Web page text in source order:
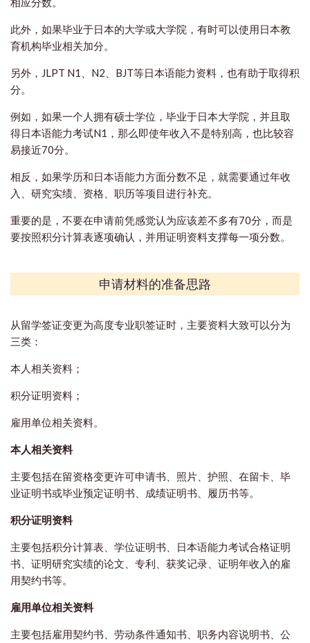
此外，如果毕业于日本的大学或大学院，有时可以使用日本教
育机构毕业相关加分。
另外，JLPT N1、N2、BJT等日本语能力资料，也有助于取得积
分。
例如，如果一个人拥有硕士学位，毕业于日本大学院，并且取
得日本语能力考试N1，那么即使年收入不是特别高，也比较容
易接近70分。
相反，如果学历和日本语能力方面分数不足，就需要通过年收
入、研究实绩、资格、职历等项目进行补充。
重要的是，不要在申请前凭感觉认为应该差不多有70分，而是
要按照积分计算表逐项确认，并用证明资料支撑每一项分数。
申请材料的准备思路
从留学签证变更为高度专业职签证时，主要资料大致可以分为
三类：
本人相关资料；
积分证明资料；
雇用单位相关资料。
本人相关资料
主要包括在留资格变更许可申请书、照片、护照、在留卡、毕
业证明书或毕业预定证明书、成绩证明书、履历书等。
积分证明资料
主要包括积分计算表、学位证明书、日本语能力考试合格证明
书、证明研究实绩的论文、专利、获奖记录、证明年收入的雇
用契约书等。
雇用单位相关资料
主要包括雇用契约书、劳动条件通知书、职务内容说明书、公